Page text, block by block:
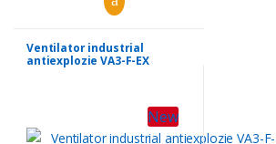
Ventilator industrial
antiexplozie VA3-F-EX
New